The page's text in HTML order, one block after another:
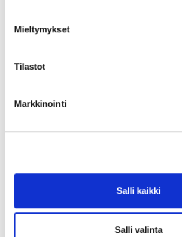
Mieltymykset
Tilastot
Markkinointi
Salli kaikki
Salli valinta